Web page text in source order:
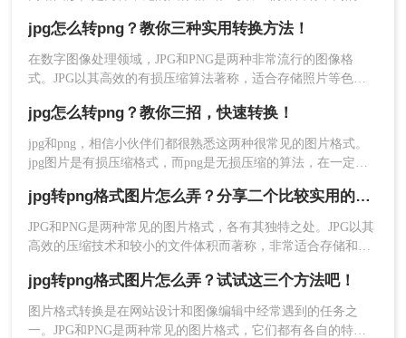
优点：
能够保持甚至提升原始图像的质量。可
以在转换前对图片进行裁剪、调整色调等一系
列操作。支持自定义保存设置，例如压缩级
别、色彩深度等。适合需要精细控制转换过程
的专业人士。
缺点：
对于新手来说，初次使用可能会觉得复
杂。运行这类软件可能会消耗较多的CPU和内
存资源。
推荐工具：Adobe Photoshop
操作步骤：
格式的图片导入。
应不同的应用场景或优化存储空间。那么jpg转png格式图片怎
么弄呢？本文将为您详细介绍三种将JPG转换为PNG的方法。
jpg怎么转png？教你三种实用转换方法！
在数字图像处理领域，JPG和PNG是两种非常流行的图像格
式。JPG以其高效的有损压缩算法著称，适合存储照片等色彩
颜色深度见长，特别适用于需要高质量图像和透明背景的设计
场景。当我们在工作中遇到需要保留图像质量的同时获得更灵
活使用方式的需求时，往往会选择将JPG格式的图片转换为
PNG格式。那么jpg怎么转png呢？本文将介绍三种实现JPG到
PNG转换的方法。
jpg怎么转png？教你三招，快速转换！
jpg和png，相信小伙伴们都很熟悉这两种很常见的图片格式。
jpg图片是有损压缩格式，而png是无损压缩的算法，在一定的
片存储使用jpg就够啦！那么jpg怎么转png呢？下面就和大家唠
一唠！
jpg转png格式图片怎么弄？分享二个比较实用的转换方法！
JPG和PNG是两种常见的图片格式，各有其独特之处。JPG以其
高效的压缩技术和较小的文件体积而著称，非常适合存储和传
受到青睐，尤其在需要高质量图像或透明背景的场合。那么jpg
转png格式图片怎么弄呢？本文将介绍两种将JPG转换为PNG格
式图片的方法。
jpg转png格式图片怎么弄？试试这三个方法吧！
图片格式转换是在网站设计和图像编辑中经常遇到的任务之
一。JPG和PNG是两种常见的图片格式，它们都有各自的特点